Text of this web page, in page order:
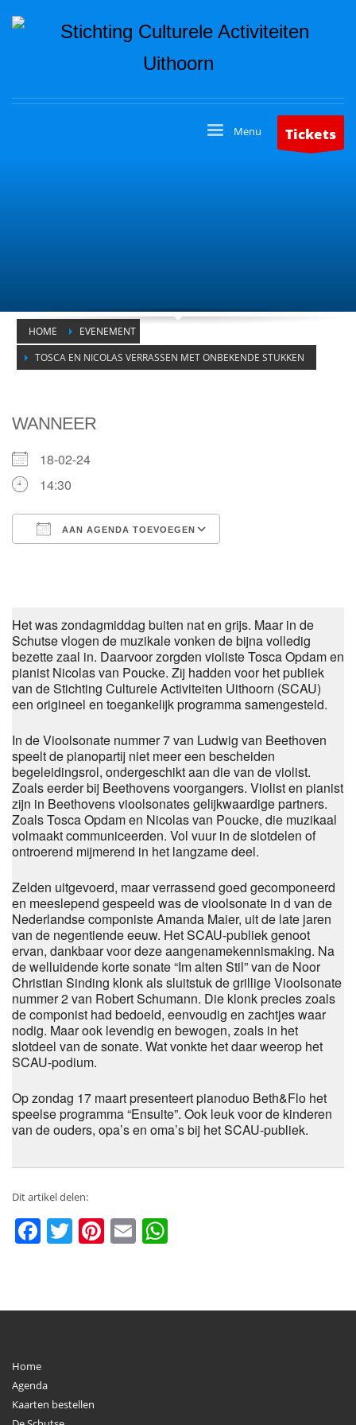
Tickets
HOME
EVENEMENT
TOSCA EN NICOLAS VERRASSEN MET ONBEKENDE STUKKEN
WANNEER
18-02-24
14:30
AAN AGENDA TOEVOEGEN
Het waszondagmiddag buiten naten grijs. Maarin de
Schutsevlogen de muzikale vonken debijnavolledig
bezettezaal in. Daarvoorzorgden violiste Tosca Opdam en
pianist Nicolasvan Poucke. Zij hadden voor hetpubliek
van deStichting Culturele Activiteiten Uithoorn (SCAU)
een origineel en toegankelijkprogramma samengesteld.
In deVioolsonate nummer 7van Ludwig van Beethoven
speeltde pianopartij niet meer een bescheiden
begeleidingsrol, ondergeschikt aan die van de violist.
Zoalseerderbij Beethovensvoorgangers. Violist en pianist
zijn in Beethovensvioolsonatesgelijkwaardigepartners.
ZoalsTosca Opdam en Nicolasvan Poucke, die muzikaal
volmaaktcommuniceerden. Vol vuurin de slotdelen of
ontroerend mijmerend in het langzamedeel.
Zelden uitgevoerd, maar verrassend goed gecomponeerd
en meeslepend gespeeld was de vioolsonate in d van de
Nederlandse componiste Amanda Maier, uit de late jaren
van de negentiende eeuw. HetSCAU-publiek genoot
ervan, dankbaar voor deze aangenamekennismaking. Na
de welluidende korte sonate“Imalten Stil”van de Noor
Christian Sinding klonk als sluitstuk degrilligeVioolsonate
nummer 2 van Robert Schumann. Die klonk precieszoals
decomponist had bedoeld, eenvoudig en zachtjes waar
nodig. Maar ook levendig en bewogen, zoals in het
slotdeel van de sonate. Wat vonkte het daar weerop het
SCAU-podium.
Op zondag 17 maart presenteertpianoduo Beth&Flo het
speelse programma“Ensuite”. Ook leuk voor de kinderen
van de ouders, opa’s en oma’sbij het SCAU-publiek.
Dit artikel delen:
Facebook
Twitter
Pinterest
Email
Home
Agenda
Kaarten bestellen